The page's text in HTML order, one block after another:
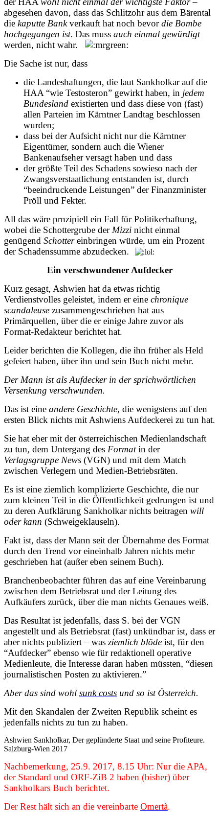
abgesehen davon, dass das Schlitzohr aus dem Bärental
die kaputte Bankverkauft hat noch bevordie Bombe
hochgegangen ist. Das muss auch einmal gewürdigt
werden, nicht wahr.
Die Sache ist nur, dass
die Landeshaftungen, die laut Sankholkar auf die
HAA “wie Testosteron” gewirkt haben, in jedem
Bundesland existierten und dass diese von (fast)
allen Parteien im Kärntner Landtag beschlossen
wurden;
dass bei der Aufsicht nicht nur die Kärntner
Eigentümer, sondern auch die Wiener
Bankenaufseher versagt haben und dass
der größte Teil des Schadens sowieso nach der
Zwangsverstaatlichung entstanden ist, durch
“beeindruckende Leistungen” der Finanzminister
Pröll und Fekter.
All das wäre prnzipiell ein Fall für Politikerhaftung,
wobei die Schottergrube der Mizzi nicht einmal
genügend Schottereinbringen würde, um ein Prozent
der Schadenssumme abzudecken.
Ein verschwundener Aufdecker
Kurz gesagt, Ashwien hat da etwas richtig
Verdienstvolles geleistet, indem er eine chronique
scandaleuse zusammengeschrieben hat aus
Primärquellen, über die er einige Jahre zuvor als
Format-Redakteur berichtet hat.
Leider berichten die Kollegen, die ihn früher als Held
gefeiert haben, über ihn und sein Buch nicht mehr.
Der Mann ist als Aufdecker in der sprichwörtlichen
Versenkung verschwunden.
Das ist eine andere Geschichte, die wenigstens auf den
ersten Blick nichts mit Ashwiens Aufdeckerei zu tun hat.
Sie hat eher mit der österreichischen Medienlandschaft
zu tun, dem Untergang des Formatin der
Verlagsgruppe News (VGN) und mit dem Match
zwischen Verlegern und Medien-Betriebsräten.
Es ist eine ziemlich komplizierte Geschichte, die nur
zum kleinen Teil in die Öffentlichkeit gedrungen ist und
zu deren Aufklärung Sankholkar nichts beitragen will
oder kann (Schweigeklauseln).
Fakt ist, dass der Mann seit der Übernahme des Format
durch den Trend vor eineinhalb Jahren nichts mehr
geschrieben hat (außer eben seinem Buch).
Branchenbeobachter führen das auf eine Vereinbarung
zwischen dem Betriebsrat und der Leitung des
Aufkäufers zurück, über die man nichts Genaues weiß.
Das Resultat ist jedenfalls, dass S. bei der VGN
angestellt und als Betriebsrat (fast) unkündbar ist, dass er
aber nichts publiziert – was ziemlich blöde ist, für den
“Aufdecker” ebenso wie für redaktionell operative
Medienleute, die Interesse daran haben müssten, “diesen
journalistischen Posten zu aktivieren.”
Aber das sind wohl sunk costs und so ist Österreich.
Mit den Skandalen der Zweiten Republik scheint es
jedenfalls nichts zu tun zu haben.
Ashwien Sankholkar, Der geplünderte Staat und seine Profiteure.
Salzburg-Wien 2017
Nachbemerkung, 25.9. 2017, 8.15 Uhr: Nur die APA,
der Standard und ORF-ZiB 2 haben (bisher) über
Sankholkars Buch berichtet.
Der Rest hält sich an die vereinbarte Omertà.